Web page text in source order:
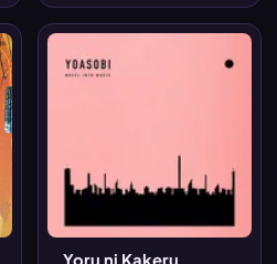
Yoru ni Kakeru